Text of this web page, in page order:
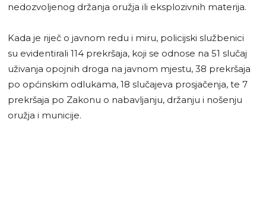
nedozvoljenog držanja oružja ili eksplozivnih materija.
Kada je riječ o javnom redu i miru, policijski službenici
su evidentirali 114 prekršaja, koji se odnose na 51 slučaj
uživanja opojnih droga na javnom mjestu, 38 prekršaja
po općinskim odlukama, 18 slučajeva prosjačenja, te 7
prekršaja po Zakonu o nabavljanju, držanju i nošenju
oružja i municije.